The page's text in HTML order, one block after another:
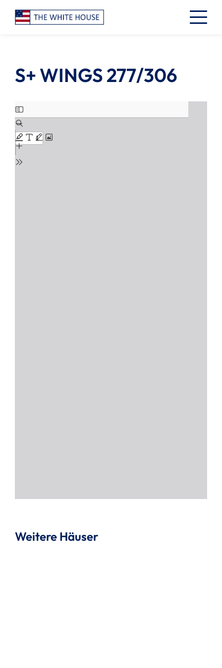
S+ WINGS 277/306
Weitere Häuser